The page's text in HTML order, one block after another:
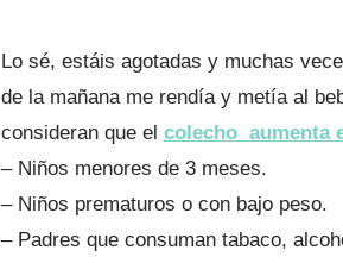
Lo sé, estáis agotadas y muchas
de la mañana me rendía y metía al
consideran que el colecho aumenta
– Niños menores de 3 meses.
– Niños prematuros o con bajo peso.
– Padres que consuman tabaco,